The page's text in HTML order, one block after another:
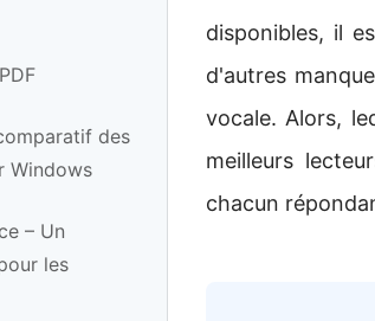
des
Windows
– Un
les
disponibles, il
d'autres
vocale. Alors,
meilleurs
chacun